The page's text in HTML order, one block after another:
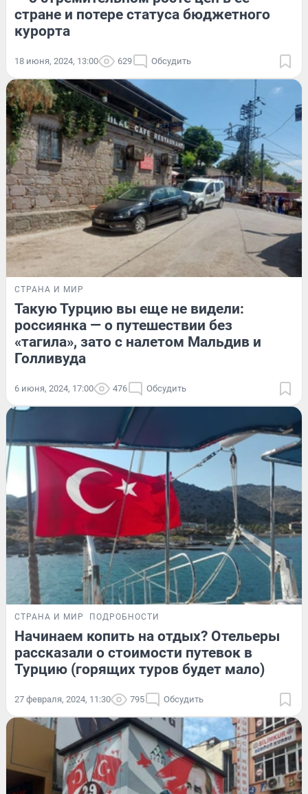
стране и потере статуса бюджетного
курорта
18 июня, 2024, 13:00 629 Обсудить
СТРАНА И МИР
Такую Турцию вы еще не видели:
россиянка — о путешествии без
«тагила», зато с налетом Мальдив и
Голливуда
6 июня, 2024, 17:00 476 Обсудить
СТРАНА И МИР ПОДРОБНОСТИ
Начинаем копить на отдых? Отельеры
рассказали о стоимости путевок в
Турцию (горящих туров будет мало)
27 февраля, 2024, 11:30 795 Обсудить